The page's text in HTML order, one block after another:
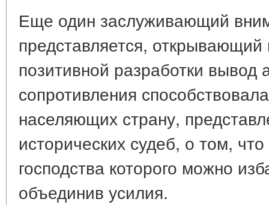
Еще один заслуживающий
представляется,
позитивной разработки вывод
сопротивления
населяющих страну,
исторических судеб, о том,
господства которого можно
объединив усилия.